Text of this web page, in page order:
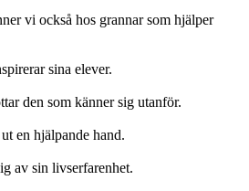
vi också hos grannar som hjälper
sina elever.
den som känner sig utanför.
en hjälpande hand.
av sin livserfarenhet.